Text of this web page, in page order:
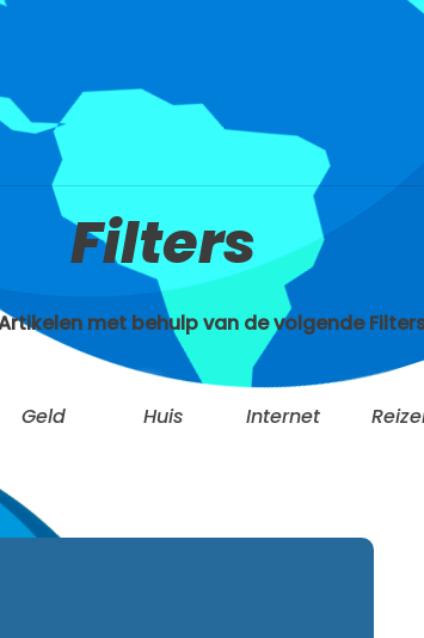
Filters
met behulp van de volgende
Geld Huis Internet